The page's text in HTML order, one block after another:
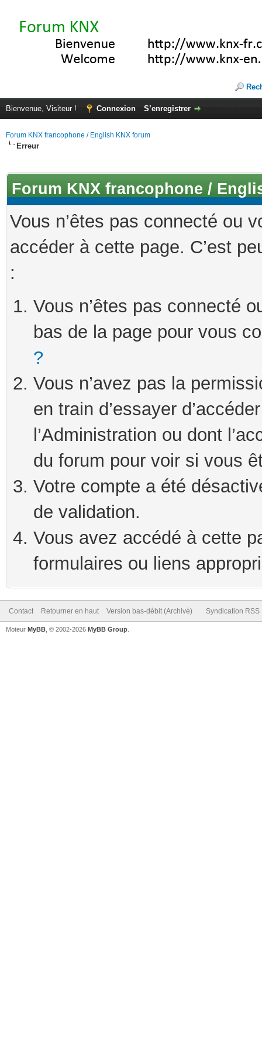
Bienvenue, Visiteur ! Connexion S’enregistrer
Forum KNX francophone / English KNX forum
Erreur
Forum KNX francophone /
Vous n’êtes pas connecté ou
accéder à cette page. C’est
:
Vous n’êtes pas connecté
bas de la page pour vous
?
Vous n’avez pas la
en train d’essayer
l’Administration ou dont
du forum pour voir si vous
Votre compte a été
de validation.
Vous avez accédé à cette
formulaires ou liens
Contact Retourner en haut Version bas-débit (Archivé) Syndication RSS
Moteur MyBB , © 2002-2026 MyBB Group